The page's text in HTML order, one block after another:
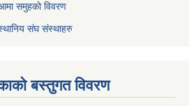
समुहकाे विवरण
संघ संस्थाहरु
बस्तुगत विवरण